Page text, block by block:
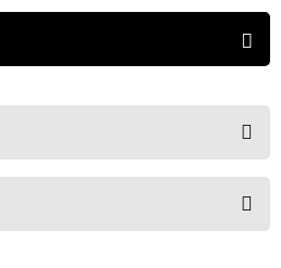
yorumu siz yapın!